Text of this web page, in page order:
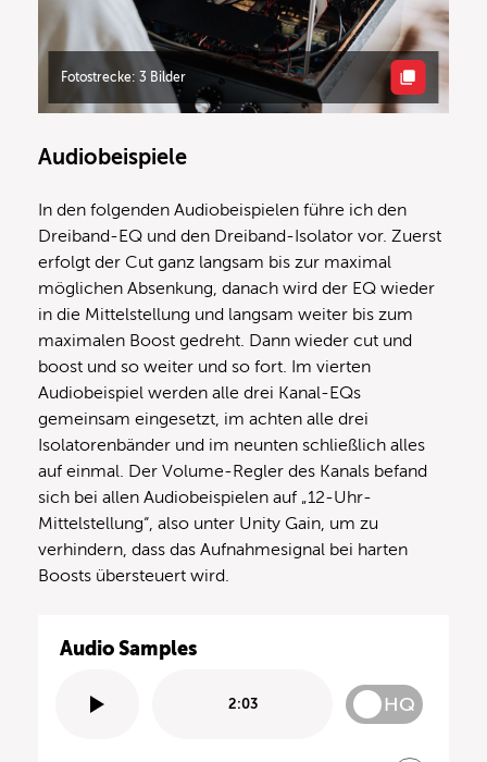
Fotostrecke: 3 Bilder
Audiobeispiele
In den folgenden Audiobeispielen führe ich den
Dreiband-EQ und den Dreiband-Isolator vor. Zuerst
erfolgt der Cut ganz langsam bis zur maximal
möglichen Absenkung, danach wird der EQ wieder
in die Mittelstellung und langsam weiter bis zum
maximalen Boost gedreht. Dann wieder cut und
boost und so weiter und so fort. Im vierten
Audiobeispiel werden alle drei Kanal-EQs
gemeinsam eingesetzt, im achten alle drei
Isolatorenbänder und im neunten schließlich alles
auf einmal. Der Volume-Regler des Kanals befand
sich bei allen Audiobeispielen auf „12-Uhr-
Mittelstellung“, also unter Unity Gain, um zu
verhindern, dass das Aufnahmesignal bei harten
Boosts übersteuert wird.
Audio Samples
2:03 HQ